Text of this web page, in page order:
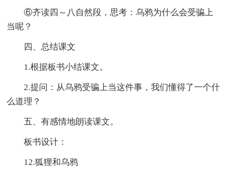
⑥齐读四～八自然段，思考：乌鸦为什么会受骗上
当呢？
四、总结课文
1.根据板书小结课文。
2.提问：从乌鸦受骗上当这件事，我们懂得了一个什
么道理？
五、有感情地朗读课文。
板书设计：
12.狐狸和乌鸦